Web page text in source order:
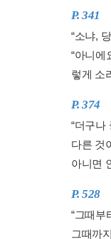
P. 341
“소냐,
“아니에
렇게 소
P. 374
“더구나
다른 것
아니면
P. 528
“그때부
그때까